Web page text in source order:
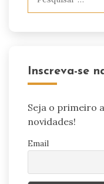
Inscreva-se
Seja o primeiro
novidades!
Email